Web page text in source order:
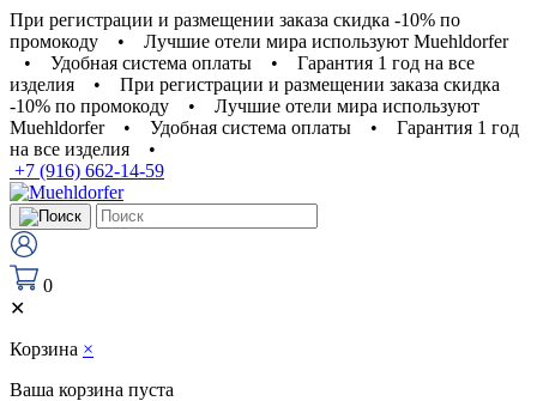
При регистрации и размещении заказа скидка -10% по
промокоду
•
Лучшие отели мира используют Muehldorfer
•
Удобная система оплаты •
Гарантия 1 год на все
изделия
•
При регистрации и размещении заказа скидка
-10% по промокоду
•
Лучшие отели мира используют
Muehldorfer
• Удобная система оплаты •
Гарантия 1 год
на все изделия
•
+7 (916) 662-14-59
0
✕
Корзина ×
Ваша корзина пуста